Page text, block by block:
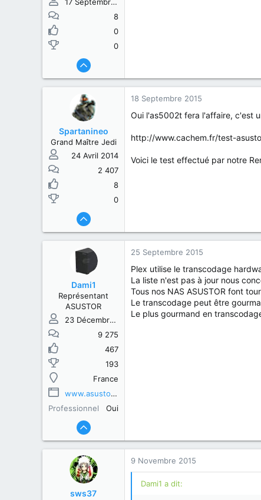
8
0
0
Spartanineo
Grand Maître Jedi
24 Avril 2014
2 407
8
0
18 Septembre 2015
Oui l'as5002t fera l'affaire, c'est
http://www.cachem.fr/test-
Voici le test effectué par notre
Dami1
Représentant
ASUSTOR
23 Décembre 2013
9 275
467
193
France
www.asustor.com
Professionnel
Oui
25 Septembre 2015
Plex utilise le transcodage
La liste n'est pas à jour nous
Tous nos NAS ASUSTOR font
Le transcodage peut être
Le plus gourmand en
sws37
9 Novembre 2015
Dami1 a dit: